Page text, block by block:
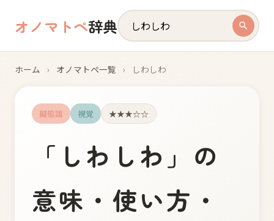
オノマトペ辞典
ホーム › オノマトペ一覧 › しわしわ
擬態語 視覚 ★★★☆☆
「 し わ し わ 」の
意味・使い方・